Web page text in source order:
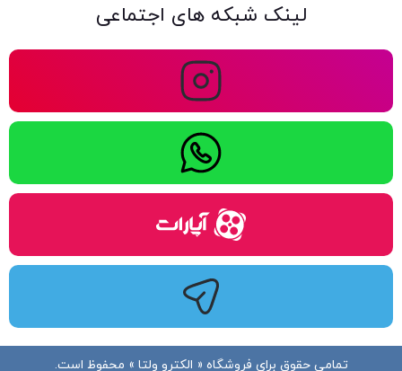
لینک شبکه های اجتماعی
تمامی حقوق برای فروشگاه « الکترو ولتا » محفوظ است.